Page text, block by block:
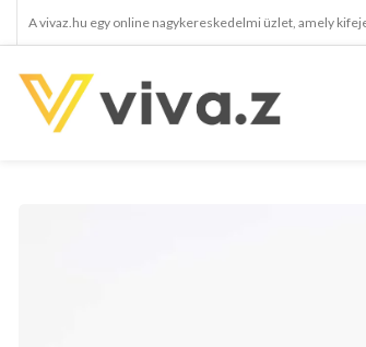
A vivaz.hu egy online nagykereskedelmi üzlet, amely